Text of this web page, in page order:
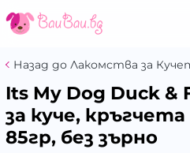
Назад до Лакомства за
Its My Dog Duck
за куче,
85гр, без зърно